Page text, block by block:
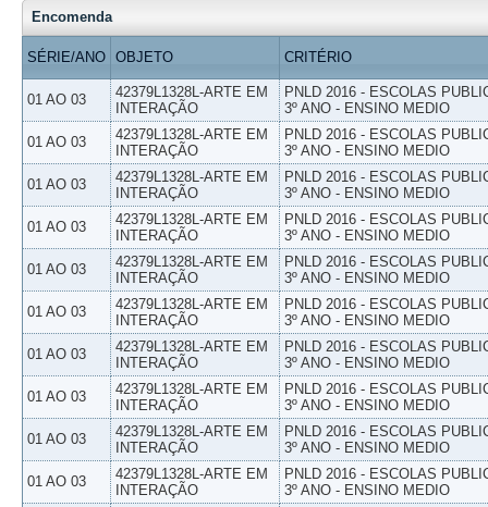
Encomenda
SÉRIE/ANO OBJETO CRITÉRIO
01 AO 03
42379L1328L-ARTE EM
INTERAÇÃO
PNLD 2016 - ESCOLAS
3º ANO - ENSINO MEDIO
01 AO 03
42379L1328L-ARTE EM
INTERAÇÃO
PNLD 2016 - ESCOLAS
3º ANO - ENSINO MEDIO
01 AO 03
42379L1328L-ARTE EM
INTERAÇÃO
PNLD 2016 - ESCOLAS
3º ANO - ENSINO MEDIO
01 AO 03
42379L1328L-ARTE EM
INTERAÇÃO
PNLD 2016 - ESCOLAS
3º ANO - ENSINO MEDIO
01 AO 03
42379L1328L-ARTE EM
INTERAÇÃO
PNLD 2016 - ESCOLAS
3º ANO - ENSINO MEDIO
01 AO 03
42379L1328L-ARTE EM
INTERAÇÃO
PNLD 2016 - ESCOLAS
3º ANO - ENSINO MEDIO
01 AO 03
42379L1328L-ARTE EM
INTERAÇÃO
PNLD 2016 - ESCOLAS
3º ANO - ENSINO MEDIO
01 AO 03
42379L1328L-ARTE EM
INTERAÇÃO
PNLD 2016 - ESCOLAS
3º ANO - ENSINO MEDIO
01 AO 03
42379L1328L-ARTE EM
INTERAÇÃO
PNLD 2016 - ESCOLAS
3º ANO - ENSINO MEDIO
01 AO 03
42379L1328L-ARTE EM
INTERAÇÃO
PNLD 2016 - ESCOLAS
3º ANO - ENSINO MEDIO